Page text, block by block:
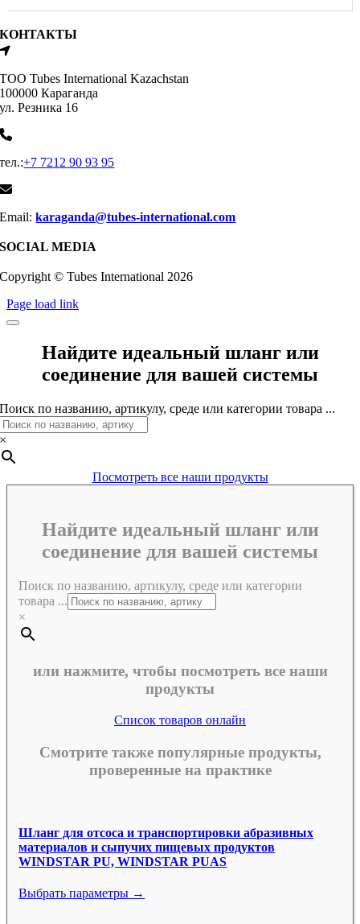
КОНТАКТЫ
ТОО Tubes International Kazachstan
100000 Караганда
ул. Резника 16
тел.:+7 7212 90 93 95
Email:karaganda@tubes-international.com
SOCIAL MEDIA
Copyright © Tubes International 2026
Page load link
Найдите идеальный шланг или
соединение для вашей системы
Поиск по названию, артикулу, среде или категории товара ...
×
Посмотреть все наши продукты
Найдите идеальный шланг или
соединение для вашей системы
Поиск по названию, артикулу, среде или категории
товара ...
×
или нажмите, чтобы посмотреть все наши
продукты
Список товаров онлайн
Смотрите также популярные продукты,
проверенные на практике
Шланг для отсоса и транспортировки абразивных
материалов и сыпучих пищевых продуктов
WINDSTAR PU, WINDSTAR PUAS
Выбрать параметры →